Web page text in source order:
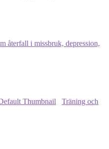
återfall i missbruk, depression,
Träning och